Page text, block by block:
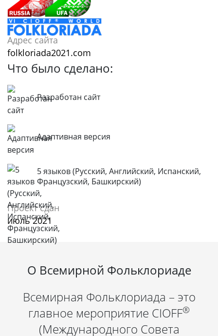
Адрес сайта
folkloriada2021.com
Что было сделано:
Разработан сайт
Адаптивная версия
5 языков (Русский, Английский, Испанский,
Французский, Башкирский)
Проект сдан
июль 2021
О Всемирной Фольклориаде
Всемирная Фольклориада – это
главное мероприятие CIOFF®
(Международного Совета